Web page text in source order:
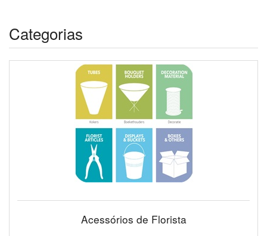
Categorias
Acessórios de Florista